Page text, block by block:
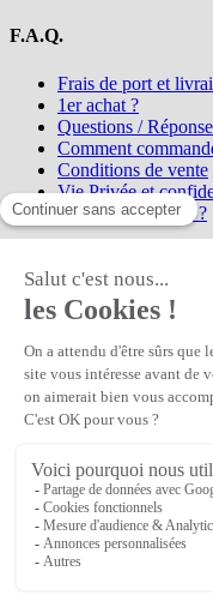
F.A.Q.
Frais de port et
1er achat ?
Questions /
Comment
Conditions de vente
Vie Privée et
Qui sommes-nous ?
la référence en perles et
perles en ligne, telles que
et cristaux et strass en
apprêts en Argent 925,
Matière Première est un
Première
Veuillez patienter...